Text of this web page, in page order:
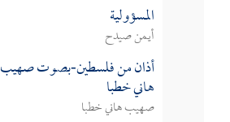
المسؤولية
أيمن صيدح
أذان من فلسطين-بصوت صهيب
هاني خطبا
صهيب هاني خطبا